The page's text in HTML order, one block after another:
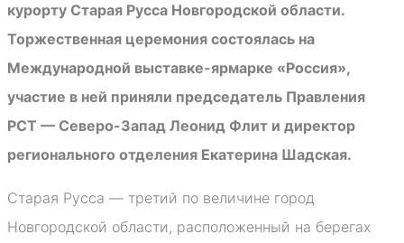
курорту Старая Русса Новгородской области.
Торжественная церемония состоялась на
Международной выставке-ярмарке «Россия»,
участие в ней приняли председатель Правления
РСТ — Северо-Запад Леонид Флит и директор
регионального отделения Екатерина Шадская.
Старая Русса — третий по величине город
Новгородской области, расположенный на берегах